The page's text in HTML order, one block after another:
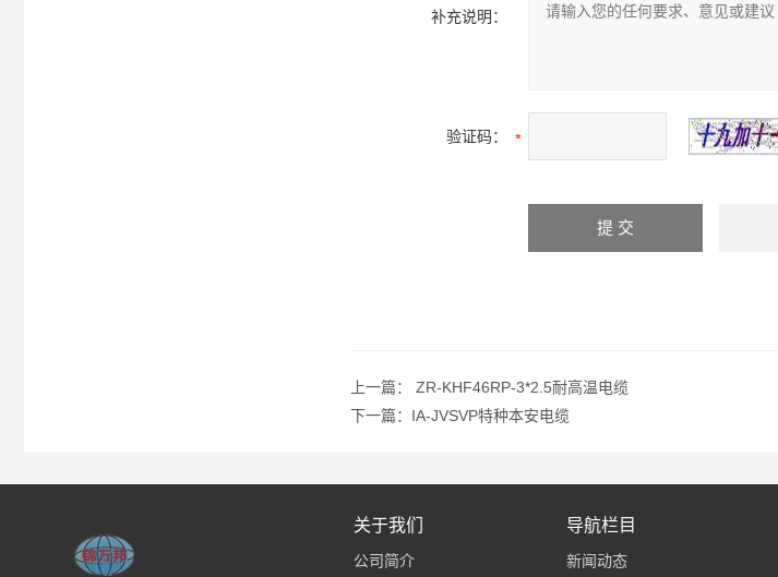
补充说明：
验证码：
上一篇： ZR-KHF46RP-3*2.5耐高温电缆
下一篇： IA-JVSVP特种本安电缆
关于我们
公司简介
导航栏目
新闻动态